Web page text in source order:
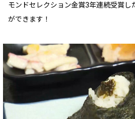
モンドセレクション金賞3年連続受賞し
ができます！